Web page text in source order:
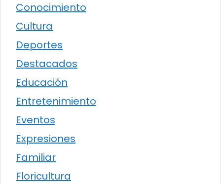
Conocimiento
Cultura
Deportes
Destacados
Educación
Entretenimiento
Eventos
Expresiones
Familiar
Floricultura